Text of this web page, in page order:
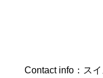
Contact info：ス